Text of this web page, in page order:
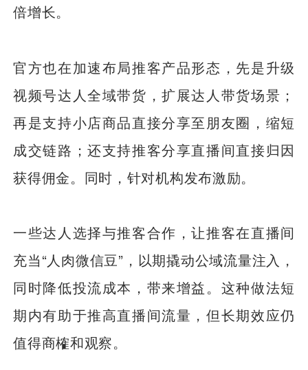
倍增长。
官方也在加速布局推客产品形态，先是升级
视频号达人全域带货，扩展达人带货场景；
再是支持小店商品直接分享至朋友圈，缩短
成交链路；还支持推客分享直播间直接归因
获得佣金。同时，针对机构发布激励。
一些达人选择与推客合作，让推客在直播间
充当“人肉微信豆”，以期撬动公域流量注入，
同时降低投流成本，带来增益。这种做法短
期内有助于推高直播间流量，但长期效应仍
值得商榷和观察。